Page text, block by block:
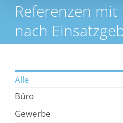
Referenzen mit
nach
Alle
Büro
Gewerbe